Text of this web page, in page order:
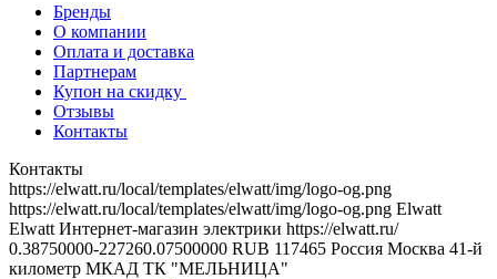
Бренды
О компании
Оплата и доставка
Партнерам
Купон на скидку
Отзывы
Контакты
Контакты
https://elwatt.ru/local/templates/elwatt/img/logo-og.png
https://elwatt.ru/local/templates/elwatt/img/logo-og.png Elwatt
Elwatt Интернет-магазин электрики https://elwatt.ru/
0.38750000-227260.07500000 RUB 117465 Россия Москва 41-й
километр МКАД ТК "МЕЛЬНИЦА"